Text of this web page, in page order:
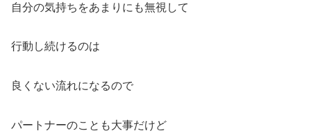
自分の気持ちをあまりにも無視して
行動し続けるのは
良くない流れになるので
パートナーのことも大事だけど